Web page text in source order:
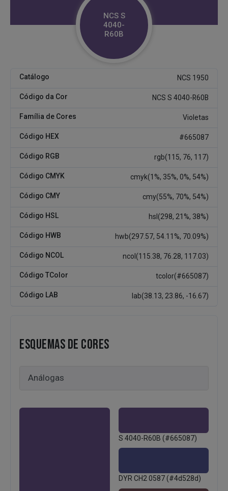
NCS S
4040-
R60B
Catálogo NCS 1950
Código da Cor NCS S 4040-R60B
Família de Cores Violetas
Código HEX #665087
Código RGB rgb(115, 76, 117)
Código CMYK cmyk(1%, 35%, 0%, 54%)
Código CMY cmy(55%, 70%, 54%)
Código HSL hsl(298, 21%, 38%)
Código HWB hwb(297.57, 54.11%, 70.09%)
Código NCOL ncol(115.38, 76.28, 117.03)
Código TColor tcolor(#665087)
Código LAB lab(38.13, 23.86, -16.67)
ESQUEMAS DE CORES
S 4040-R60B (#665087)
DYR CH2 0587 (#4d528d)